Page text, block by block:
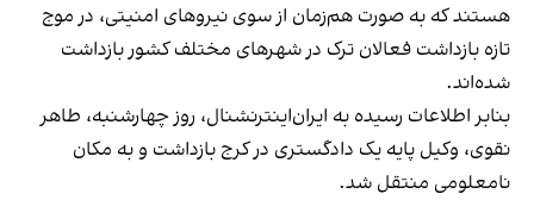
هستند که به صورت هم‌زمان از سوی نیروهای امنیتی، در موج
تازه بازداشت فعالان ترک در شهرهای مختلف کشور بازداشت
شده‌اند.
بنابر اطلاعات رسیده به ایران‌اینترنشنال، روز چهارشنبه، طاهر
نقوی، وکیل پایه یک دادگستری در کرج بازداشت و به مکان
نامعلومی منتقل شد.